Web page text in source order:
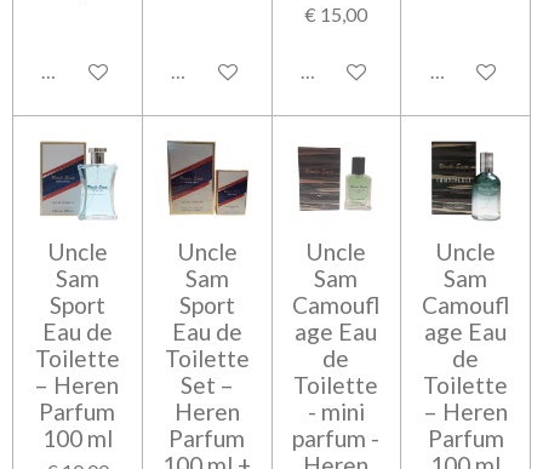
In winkelwagen In winkelwagen
€ 15,00
Bekijk details In
Uncle
Sam
Sport
Eau de
Toilette
– Heren
Parfum
100 ml
Uncle
Sam
Sport
Eau de
Toilette
Set –
Heren
Parfum
Uncle
Sam
Camoufl
age Eau
de
Toilette
- mini
parfum -
Uncle
Sam
Camoufl
age Eau
de
Toilette
– Heren
Parfum